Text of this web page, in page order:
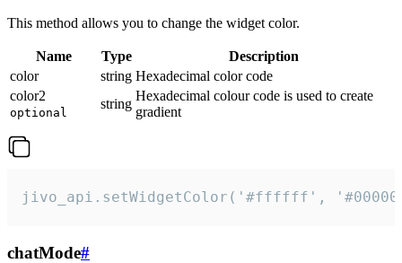
This method allows you to change the widget color.
Name Type
Description
color
string Hexadecimal color code
color2
optional
string
Hexadecimal colour code is used to create
gradient
jivo_api.setWidgetColor('#ffffff',
chatMode#